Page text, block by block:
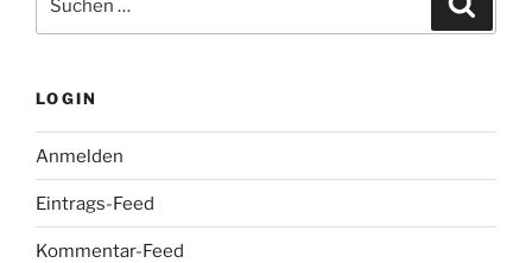
nach:
LOGIN
Anmelden
Eintrags-Feed
Kommentar-Feed